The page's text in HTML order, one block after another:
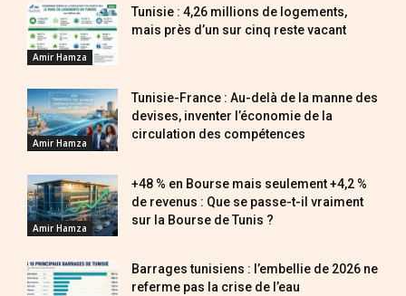
Amir Hamza
Tunisie : 4,26 millions de logements,
mais près d’un sur cinq reste vacant
Amir Hamza
Tunisie-France : Au-delà de la manne des
devises, inventer l’économie de la
circulation des compétences
Amir Hamza
+48 % en Bourse mais seulement +4,2 %
de revenus : Que se passe-t-il vraiment
sur la Bourse de Tunis ?
Barrages tunisiens : l’embellie de 2026 ne
referme pas la crise de l’eau